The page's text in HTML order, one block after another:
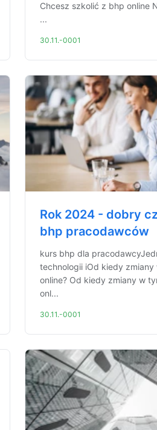
Chcesz szkolić z bhp online
...
30.11.-0001
Rok 2024 - dobry
bhp pracodawców
kurs bhp dla
technologii iOd kiedy
online? Od kiedy zmiany w
onl...
30.11.-0001